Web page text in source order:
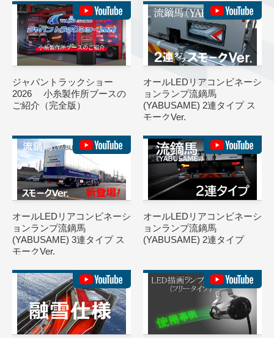
ジャパントラックショー
2026 小糸製作所ブースの
ご紹介（完全版）
オールLEDリアコンビネーシ
ョンランプ流鏑馬
(YABUSAME) 2連タイプ ス
モークVer.
オールLEDリアコンビネーシ
ョンランプ流鏑馬
(YABUSAME) 3連タイプ ス
モークVer.
オールLEDリアコンビネーシ
ョンランプ流鏑馬
(YABUSAME) 2連タイプ